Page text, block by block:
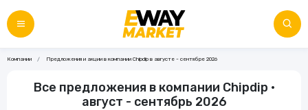
Компании Предложения и акции в компании Chipdip в августе - сентябре 2026
Все предложения в компании Chipdip •
август - сентябрь 2026